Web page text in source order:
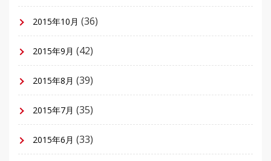
2015年10月 (36)
2015年9月 (42)
2015年8月 (39)
2015年7月 (35)
2015年6月 (33)